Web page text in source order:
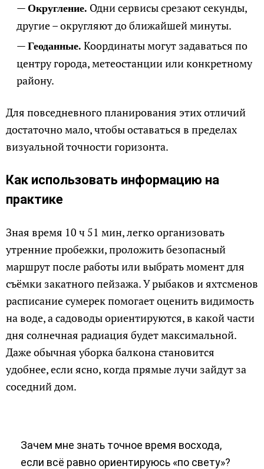
Округление. Одни сервисы срезают секунды,
другие – округляют до ближайшей минуты.
Геоданные. Координаты могут задаваться по
центру города, метеостанции или конкретному
району.
Для повседневного планирования этих отличий
достаточно мало, чтобы оставаться в пределах
визуальной точности горизонта.
Как использовать информацию на
практике
Зная время 10 ч 51 мин, легко организовать
утренние пробежки, проложить безопасный
маршрут после работы или выбрать момент для
съёмки закатного пейзажа. У рыбаков и яхтсменов
расписание сумерек помогает оценить видимость
на воде, а садоводы ориентируются, в какой части
дня солнечная радиация будет максимальной.
Даже обычная уборка балкона становится
удобнее, если ясно, когда прямые лучи зайдут за
соседний дом.
Зачем мне знать точное время восхода,
если всё равно ориентируюсь «по свету»?